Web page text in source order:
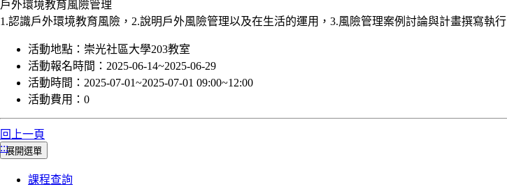
戶外環境教育風險管理
1.認識戶外環境教育風險，2.說明戶外風險管理以及在生活的運用，3.風險管理案例討論與計畫撰寫執行
活動地點： 崇光社區大學203教室
活動報名時間： 2025-06-14~2025-06-29
活動時間： 2025-07-01~2025-07-01 09:00~12:00
活動費用： 0
回上一頁
:::展開選單
課程查詢